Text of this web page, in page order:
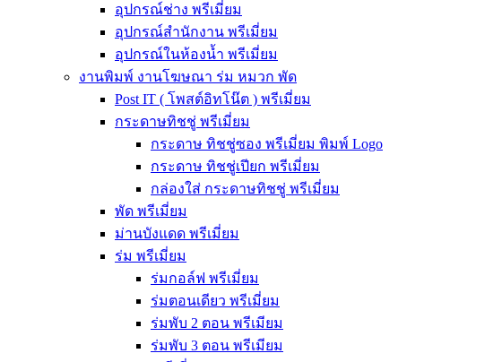
อุปกรณ์ช่าง พรีเมี่ยม
อุปกรณ์สำนักงาน พรีเมี่ยม
อุปกรณ์ในห้องน้ำ พรีเมี่ยม
งานพิมพ์ งานโฆษณา ร่ม หมวก พัด
Post IT ( โพสต์อิทโน๊ต ) พรีเมี่ยม
กระดาษทิชชู่ พรีเมี่ยม
กระดาษ ทิชชู่ซอง พรีเมี่ยม พิมพ์ Logo
กระดาษ ทิชชู่เปียก พรีเมี่ยม
กล่องใส่ กระดาษทิชชู่ พรีเมี่ยม
พัด พรีเมี่ยม
ม่านบังแดด พรีเมี่ยม
ร่ม พรีเมี่ยม
ร่มกอล์ฟ พรีเมี่ยม
ร่มตอนเดียว พรีเมี่ยม
ร่มพับ 2 ตอน พรีเมียม
ร่มพับ 3 ตอน พรีเมียม